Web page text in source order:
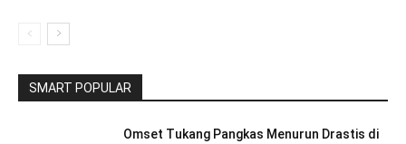
SMART POPULAR
Omset Tukang Pangkas Menurun Drastis di